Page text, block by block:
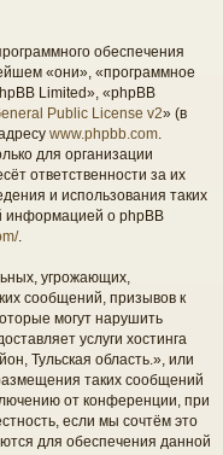
обеспечения
«они», «программное
Limited», «phpBB
Public License v2» (в
www.phpbb.com
для организации
ответственности за их
и использования таких
информацией о phpBB
.
угрожающих,
сообщений, призывов к
могут нарушить
услуги хостинга
Тульская область.», или
таких сообщений
от конференции, при
если мы сочтём это
для обеспечения данной